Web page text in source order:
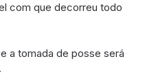
com que decorreu todo
a tomada de posse será